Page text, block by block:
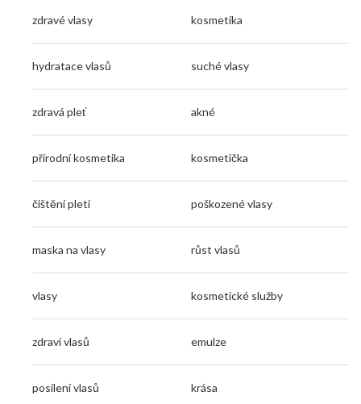
zdravé vlasy kosmetika
hydratace vlasů suché vlasy
zdravá pleť akné
přírodní kosmetika kosmetička
čištění pleti poškozené vlasy
maska na vlasy růst vlasů
vlasy kosmetické služby
zdraví vlasů emulze
posílení vlasů krása